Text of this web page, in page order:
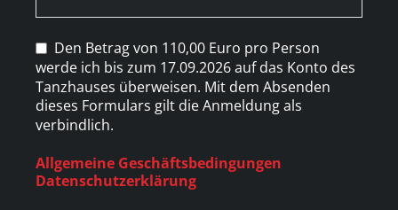
Den Betrag von 110,00 Euro pro Person
werde ich bis zum 17.09.2026 auf das Konto des
Tanzhauses überweisen. Mit dem Absenden
dieses Formulars gilt die Anmeldung als
verbindlich.
Allgemeine Geschäftsbedingungen
Datenschutzerklärung